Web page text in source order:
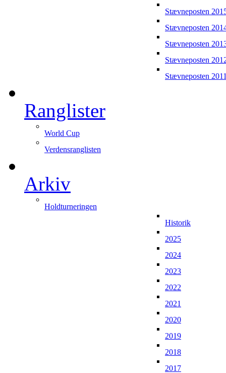
Stævneposten
Stævneposten
Stævneposten
Stævneposten
Stævneposten
Ranglister
World Cup
Verdensranglisten
Arkiv
Holdturneringen
Historik
2025
2024
2023
2022
2021
2020
2019
2018
2017